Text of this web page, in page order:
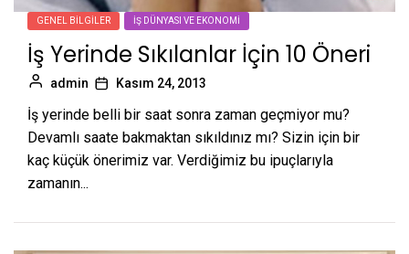
GENEL BILGILER İŞ DÜNYASI VE EKONOMI
İş Yerinde Sıkılanlar İçin 10 Öneri
admin Kasım 24, 2013
İş yerinde belli bir saat sonra zaman geçmiyor mu?
Devamlı saate bakmaktan sıkıldınız mı? Sizin için bir
kaç küçük önerimiz var. Verdiğimiz bu ipuçlarıyla
zamanın...